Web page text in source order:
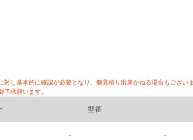
対し基本的に確認が必要となり、御見積り出来かねる場合もございま
了承願います。
型番
- -